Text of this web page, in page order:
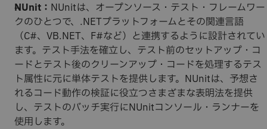
NUnit： NUnitは、オープンソース・テスト・フレームワー
クのひとつで、.NETプラットフォームとその関連言語
（C#、VB.NET、F#など）と連携するように設計されてい
ます。テスト手法を確立し、テスト前のセットアップ・コ
ードとテスト後のクリーンアップ・コードを処理するテス
ト属性に元に単体テストを提供します。NUnitは、予想さ
れるコード動作の検証に役立つさまざまな表明法を提供
し、テストのバッチ実行にNUnitコンソール・ランナーを
使用します。